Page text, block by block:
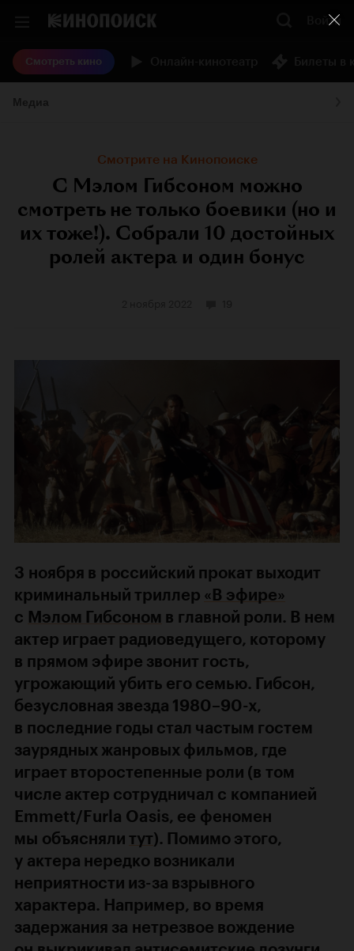
Войти
Смотреть кино
Смотрите на Кинопоиске
С Мэлом Гибсоном можно
смотреть не только боевики (но и
их тоже!). Собрали 10 достойных
ролей актера и один бонус
​​3 ноября в российский прокат выходит
криминальный триллер «В эфире»
с Мэлом Гибсоном в главной роли. В нем
актер играет радиоведущего, которому
в прямом эфире звонит гость,
угрожающий убить его семью. Гибсон,
безусловная звезда 1980–90-х,
в последние годы стал частым гостем
заурядных жанровых фильмов, где
играет второстепенные роли (в том
числе актер сотрудничал с компанией
Emmett/Furla Oasis, ее феномен
мы объясняли тут). Помимо этого,
у актера нередко возникали
неприятности из-за взрывного
характера. Например, во время
задержания за нетрезвое вождение